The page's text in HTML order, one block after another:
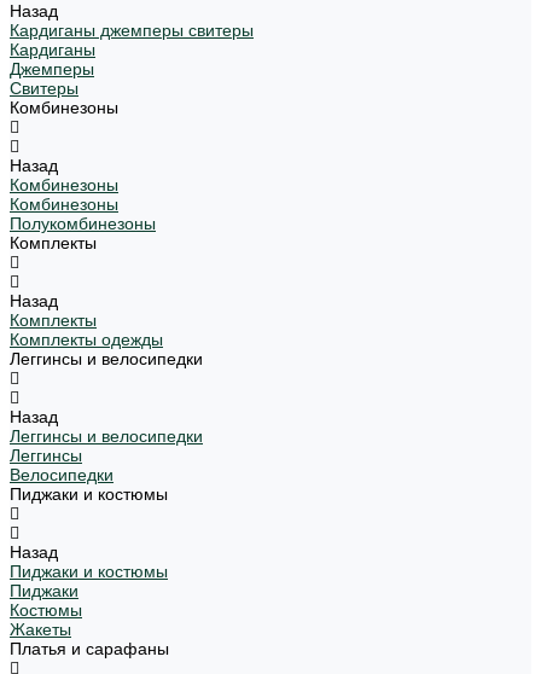
Назад
Кардиганы джемперы свитеры
Кардиганы
Джемперы
Свитеры
Комбинезоны
Назад
Комбинезоны
Комбинезоны
Полукомбинезоны
Комплекты
Назад
Комплекты
Комплекты одежды
Леггинсы и велосипедки
Назад
Леггинсы и велосипедки
Леггинсы
Велосипедки
Пиджаки и костюмы
Назад
Пиджаки и костюмы
Пиджаки
Костюмы
Жакеты
Платья и сарафаны